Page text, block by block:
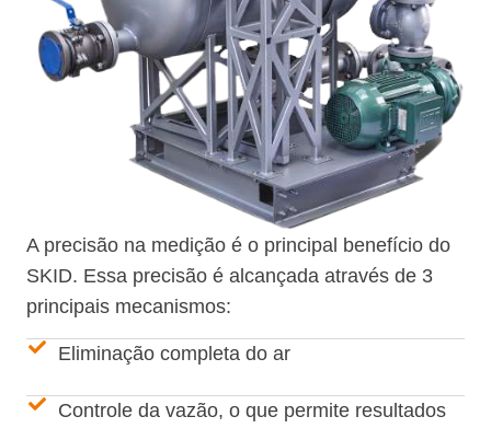
A precisão na medição é o principal benefício do
SKID. Essa precisão é alcançada através de 3
principais mecanismos:
Eliminação completa do ar
Controle da vazão, o que permite resultados